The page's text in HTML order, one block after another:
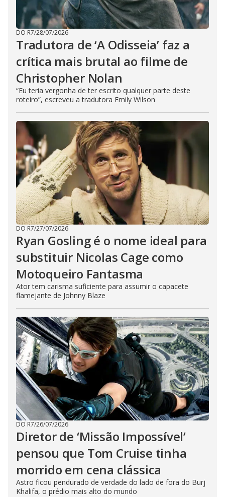
DO R7/28/07/2026
Tradutora de ‘A Odisseia’ faz a
crítica mais brutal ao filme de
Christopher Nolan
“Eu teria vergonha de ter escrito qualquer parte deste
roteiro”, escreveu a tradutora Emily Wilson
DO R7/27/07/2026
Ryan Gosling é o nome ideal para
substituir Nicolas Cage como
Motoqueiro Fantasma
Ator tem carisma suficiente para assumir o capacete
flamejante de Johnny Blaze
DO R7/26/07/2026
Diretor de ‘Missão Impossível’
pensou que Tom Cruise tinha
morrido em cena clássica
Astro ficou pendurado de verdade do lado de fora do Burj
Khalifa, o prédio mais alto do mundo